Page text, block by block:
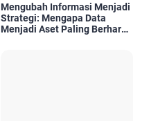
Mengubah Informasi Menjadi
Strategi: Mengapa Data
Menjadi Aset Paling Berharga